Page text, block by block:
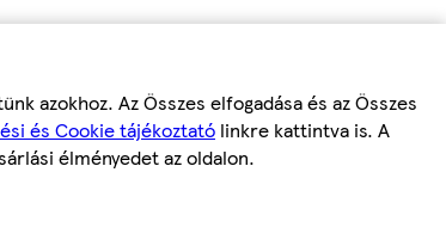
azokhoz. Az Összes elfogadása és az Összes
és Cookie tájékoztató linkre kattintva is. A
élményedet az oldalon.